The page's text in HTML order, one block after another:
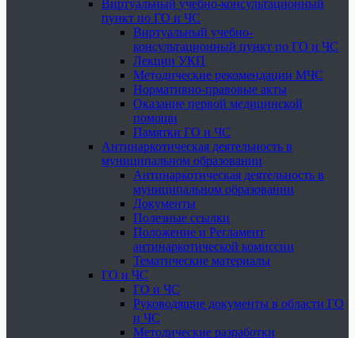
Виртуальный учебно-консультационный
пункт по ГО и ЧС
Виртуальный учебно-
консультационный пункт по ГО и ЧС
Лекции УКП
Методические рекомендации МЧС
Нормативно-правовые акты
Оказание первой медицинской
помощи
Памятки ГО и ЧС
Антинаркотическая деятельность в
муниципальном образовании
Антинаркотическая деятельность в
муниципальном образовании
Документы
Полезные ссылки
Положение и Регламент
антинаркотической комиссии
Тематические материалы
ГО и ЧС
ГО и ЧС
Руководящие документы в области ГО
и ЧС
Методические разработки